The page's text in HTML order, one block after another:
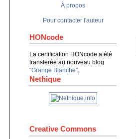
À propos
Pour contacter l'auteur
HONcode
La certification HONcode a été
transferée au nouveau blog
"Grange Blanche".
Nethique
Creative Commons